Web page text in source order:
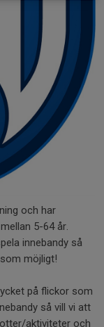
och har
5-64 år.
innebandy så
möjligt!
på flickor som
så vill vi att
aktiviteter och